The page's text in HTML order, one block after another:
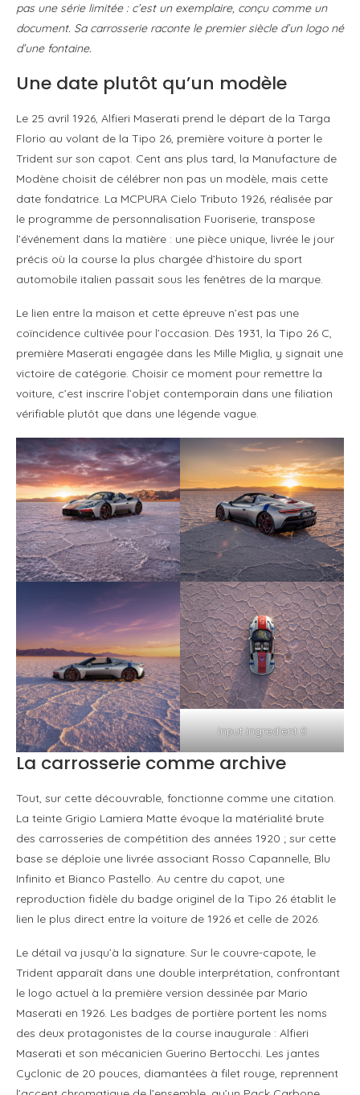
pas une série limitée : c’est un exemplaire, conçu comme un
document. Sa carrosserie raconte le premier siècle d’un logo né
d’une fontaine.
Une date plutôt qu’un modèle
Le 25 avril 1926, Alfieri Maserati prend le départ de la Targa
Florio au volant de la Tipo 26, première voiture à porter le
Trident sur son capot. Cent ans plus tard, la Manufacture de
Modène choisit de célébrer non pas un modèle, mais cette
date fondatrice. La MCPURA Cielo Tributo 1926, réalisée par
le programme de personnalisation Fuoriserie, transpose
l’événement dans la matière : une pièce unique, livrée le jour
précis où la course la plus chargée d’histoire du sport
automobile italien passait sous les fenêtres de la marque.
Le lien entre la maison et cette épreuve n’est pas une
coïncidence cultivée pour l’occasion. Dès 1931, la Tipo 26 C,
première Maserati engagée dans les Mille Miglia, y signait une
victoire de catégorie. Choisir ce moment pour remettre la
voiture, c’est inscrire l’objet contemporain dans une filiation
vérifiable plutôt que dans une légende vague.
Input ingredient 0
La carrosserie comme archive
Tout, sur cette découvrable, fonctionne comme une citation.
La teinte Grigio Lamiera Matte évoque la matérialité brute
des carrosseries de compétition des années 1920 ; sur cette
base se déploie une livrée associant Rosso Capannelle, Blu
Infinito et Bianco Pastello. Au centre du capot, une
reproduction fidèle du badge originel de la Tipo 26 établit le
lien le plus direct entre la voiture de 1926 et celle de 2026.
Le détail va jusqu’à la signature. Sur le couvre-capote, le
Trident apparaît dans une double interprétation, confrontant
le logo actuel à la première version dessinée par Mario
Maserati en 1926. Les badges de portière portent les noms
des deux protagonistes de la course inaugurale : Alfieri
Maserati et son mécanicien Guerino Bertocchi. Les jantes
Cyclonic de 20 pouces, diamantées à filet rouge, reprennent